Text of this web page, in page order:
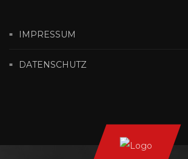
IMPRESSUM
DATENSCHUTZ